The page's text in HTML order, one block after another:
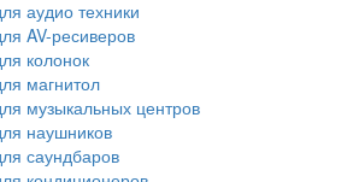
аудио техники
AV-ресиверов
колонок
магнитол
музыкальных центров
наушников
саундбаров